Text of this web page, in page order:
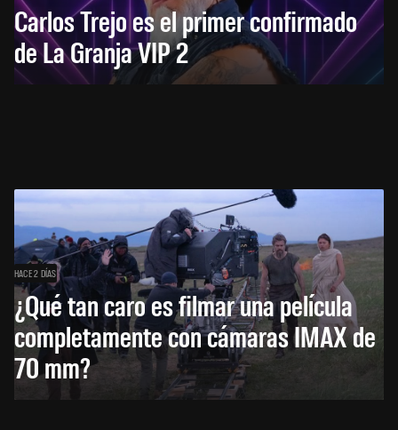
Carlos Trejo es el primer confirmado
de La Granja VIP 2
HACE 2 DÍAS
¿Qué tan caro es filmar una película
completamente con cámaras IMAX de
70 mm?